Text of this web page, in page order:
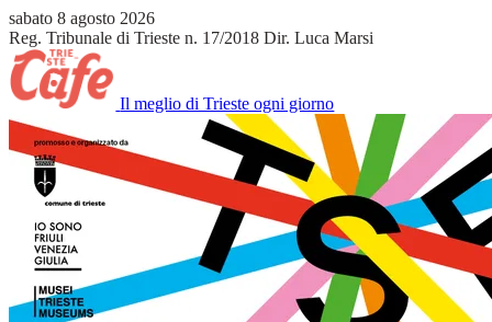
sabato 8 agosto 2026
Reg. Tribunale di Trieste n. 17/2018 Dir. Luca Marsi
Il meglio di Trieste ogni giorno